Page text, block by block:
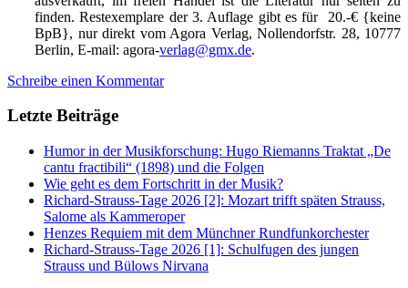
finden. Restexemplare der 3. Auflage gibt es für 20.-€ {keine
BpB}, nur direkt vom Agora Verlag, Nollendorfstr. 28, 10777
Berlin, E-mail: agora-verlag@gmx.de.
Schreibe einen Kommentar
Letzte Beiträge
Humor in der Musikforschung: Hugo Riemanns Traktat „De
cantu fractibili“ (1898) und die Folgen
Wie geht es dem Fortschritt in der Musik?
Richard-Strauss-Tage 2026 [2]: Mozart trifft späten Strauss,
Salome als Kammeroper
Henzes Requiem mit dem Münchner Rundfunkorchester
Richard-Strauss-Tage 2026 [1]: Schulfugen des jungen
Strauss und Bülows Nirvana